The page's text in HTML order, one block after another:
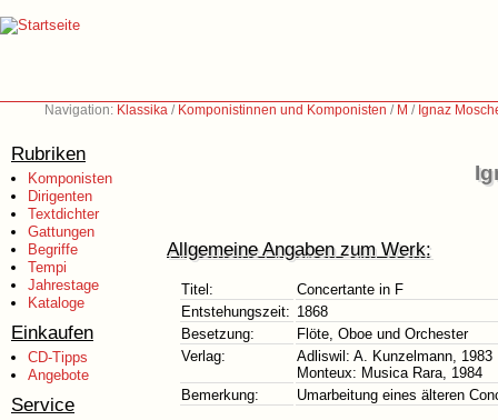
Navigation: Klassika / Komponistinnen und Komponisten / M / Ignaz
Rubriken
Komponisten
Dirigenten
Textdichter
Gattungen
Begriffe
Tempi
Jahrestage
Kataloge
Einkaufen
CD-Tipps
Angebote
Service
Allgemeine Angaben zum Werk:
Titel:
Concertante in F
Entstehungszeit: 1868
Besetzung:
Flöte, Oboe und Orchester
Verlag:
Adliswil: A. Kunzelmann, 1983
Monteux: Musica Rara, 1984
Bemerkung:
Umarbeitung eines älteren